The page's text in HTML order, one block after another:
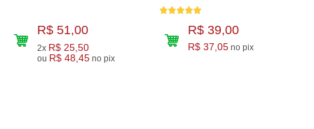
R$ 51,00
2x R$ 25,50
ou R$ 48,45 no pix
R$ 39,00
R$ 37,05 no pix